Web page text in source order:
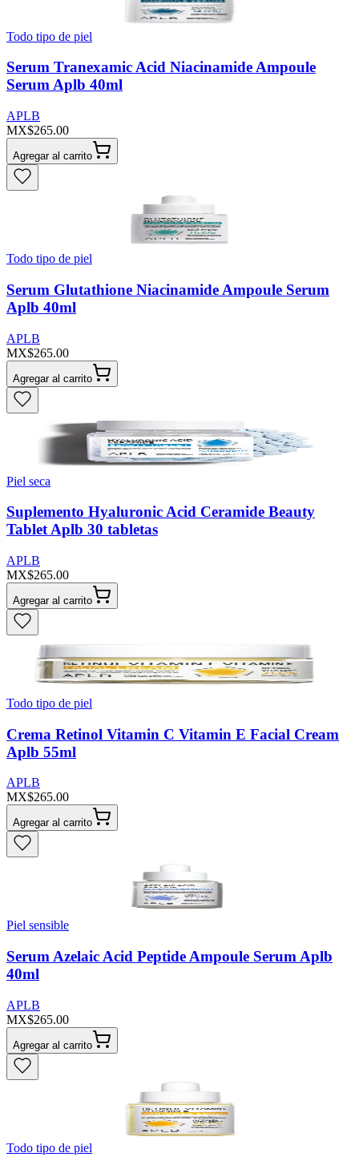
Todo tipo de piel
Serum Tranexamic Acid Niacinamide Ampoule
Serum Aplb 40ml
APLB
MX$265.00
Agregar al carrito
Todo tipo de piel
Serum Glutathione Niacinamide Ampoule Serum
Aplb 40ml
APLB
MX$265.00
Agregar al carrito
Piel seca
Suplemento Hyaluronic Acid Ceramide Beauty
Tablet Aplb 30 tabletas
APLB
MX$265.00
Agregar al carrito
Todo tipo de piel
Crema Retinol Vitamin C Vitamin E Facial Cream
Aplb 55ml
APLB
MX$265.00
Agregar al carrito
Piel sensible
Serum Azelaic Acid Peptide Ampoule Serum Aplb
40ml
APLB
MX$265.00
Agregar al carrito
Todo tipo de piel